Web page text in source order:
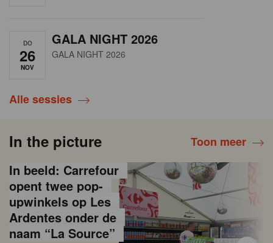
DO
26
NOV
GALA NIGHT 2026
GALA NIGHT 2026
Alle sessies
In the picture Toon meer
In beeld: Carrefour
opent twee pop-
upwinkels op Les
Ardentes onder de
naam “La Source”